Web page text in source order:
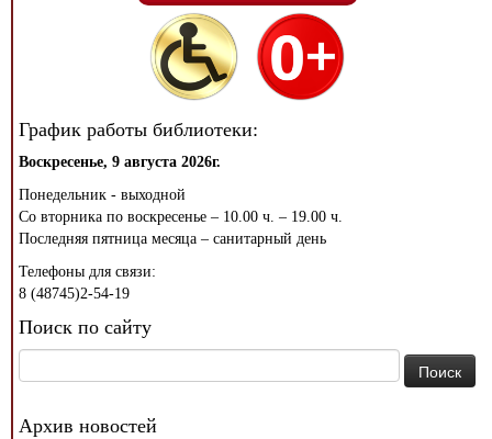
График работы библиотеки:
Воскресенье, 9 августа 2026г.
Понедельник - выходной
Со вторника по воскресенье – 10.00 ч. – 19.00 ч.
Последняя пятница месяца – санитарный день
Телефоны для связи:
8 (48745)2-54-19
Поиск по сайту
Архив новостей